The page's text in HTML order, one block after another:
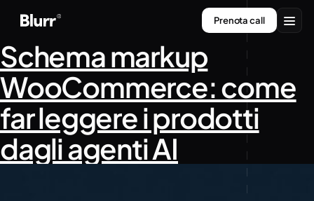
contenuto
Prenota call
Servizi
Chi siamo
Contatti
Schema markup
WooCommerce: come
far leggere i prodotti
dagli agenti AI